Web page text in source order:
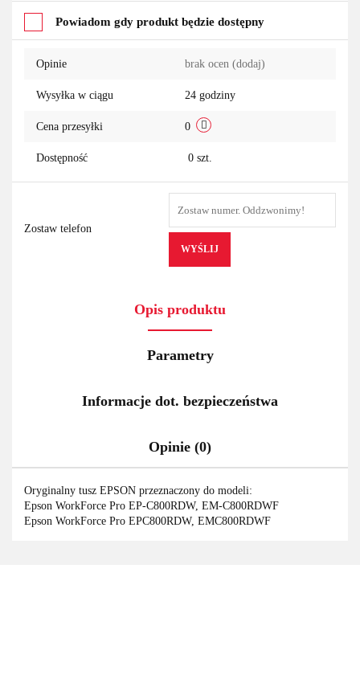
Do
Powiadom gdy produkt będzie dostępny
Opinie brak ocen (dodaj)
Wysyłka w ciągu 24 godziny
Cena przesyłki 0
Dostępność 0 szt.
Zostaw telefon
WYŚLIJ
Opis produktu
Parametry
Informacje dot. bezpieczeństwa
Opinie (0)
Oryginalny tusz EPSON przeznaczony do modeli:
Epson WorkForce Pro EP-C800RDW, EM-C800RDWF
Epson WorkForce Pro EPC800RDW, EMC800RDWF